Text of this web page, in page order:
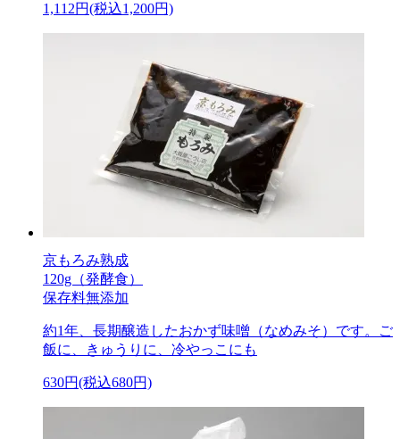
1,112円(税込1,200円)
京もろみ熟成
120g（発酵食）
保存料無添加
約1年、長期醸造したおかず味噌（なめみそ）です。ご
飯に、きゅうりに、冷やっこにも
630円(税込680円)